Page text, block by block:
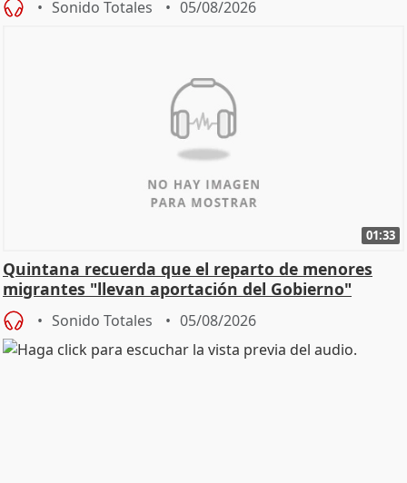
Sonido Totales 05/08/2026
01:33
Quintana recuerda que el reparto de menores
migrantes "llevan aportación del Gobierno"
central
Sonido Totales 05/08/2026